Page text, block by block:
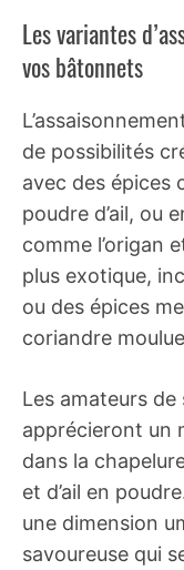
Les variantes
vos bâtonnets
de possibilités
avec des épices
poudre d’ail, ou
comme l’origan
plus exotique,
ou des épices
coriandre
Les amateurs
apprécieront un
dans la
et d’ail en
une dimension
savoureuse qui